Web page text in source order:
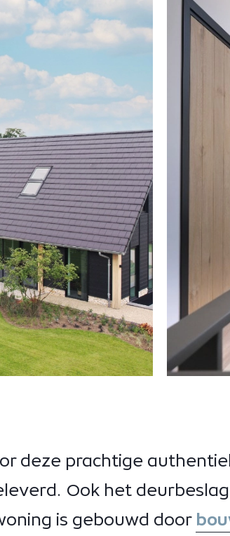
deze prachtige
Ook het
is gebouwd door